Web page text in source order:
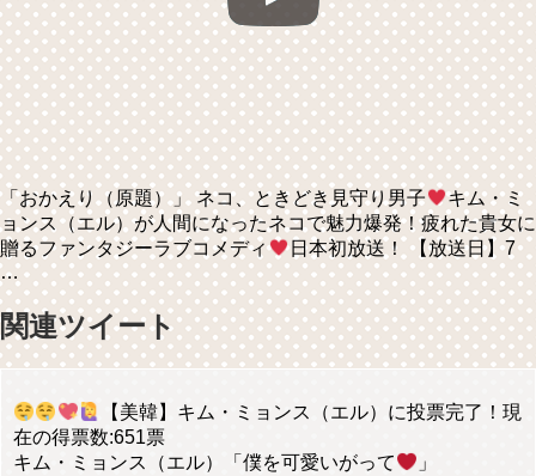
「おかえり（原題）」 ネコ、ときどき見守り男子
キム・ミ
ョンス（エル）が人間になったネコで魅力爆発！疲れた貴女に
贈るファンタジーラブコメディ
日本初放送！ 【放送日】7
…
関連ツイート
【美韓】キム・ミョンス（エル）に投票完了！現
在の得票数:651票
キム・ミョンス（エル）「僕を可愛いがって
」